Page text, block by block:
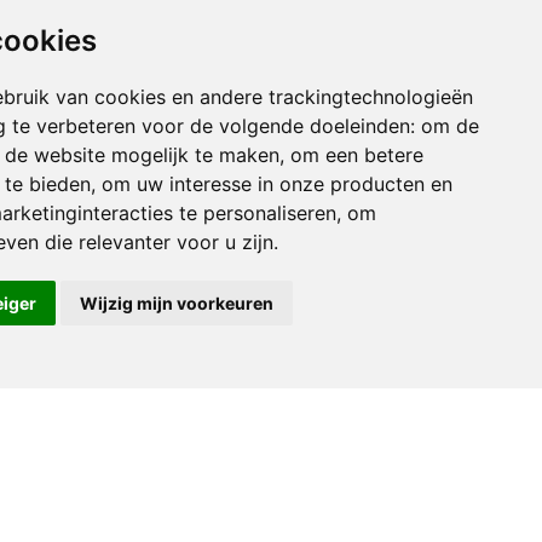
van cookies en andere trackingtechnologieën
te verbeteren voor de volgende doeleinden: om de
website mogelijk te maken, om een betere
bieden, om uw interesse in onze producten en
te personaliseren, om
die relevanter voor u zijn.
Wijzig mijn voorkeuren
de bamix®.
1/3 van de
Meng
breng op
laag vuur in
en
goed door